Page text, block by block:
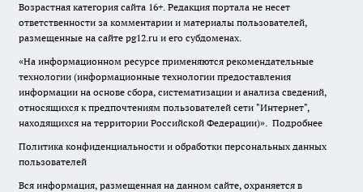
Возрастная категория сайта 16+. Редакция портала не несет
ответственности за комментарии и материалы пользователей,
размещенные на сайте pg12.ru и его субдоменах.
«На информационном ресурсе применяются рекомендательные
технологии (информационные технологии предоставления
информации на основе сбора, систематизации и анализа сведений,
относящихся к предпочтениям пользователей сети "Интернет",
находящихся на территории Российской Федерации)». Подробнее
Политика конфиденциальности и обработки персональных данных
пользователей
Вся информация, размещенная на данном сайте, охраняется в